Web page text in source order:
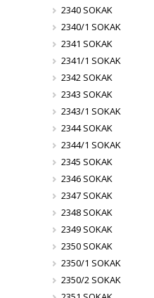
2340 SOKAK
2340/1 SOKAK
2341 SOKAK
2341/1 SOKAK
2342 SOKAK
2343 SOKAK
2343/1 SOKAK
2344 SOKAK
2344/1 SOKAK
2345 SOKAK
2346 SOKAK
2347 SOKAK
2348 SOKAK
2349 SOKAK
2350 SOKAK
2350/1 SOKAK
2350/2 SOKAK